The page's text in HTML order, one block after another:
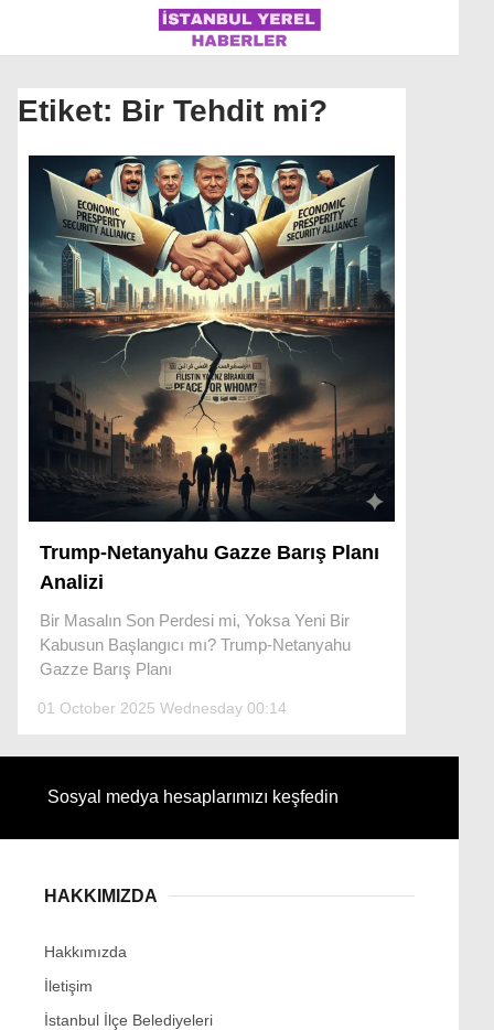
WhatsApp İhbar Hattı
Youtube
İSTANBUL
ÜLKE GÜNDEMI
MAGAZIN
POLITIKA
SOSYAL MEDYA
SPOR
DÜNYA
Etiket: Bir Tehdit mi?
Trump-Netanyahu Gazze Barış Planı
Analizi
Bir Masalın Son Perdesi mi, Yoksa Yeni Bir
Kabusun Başlangıcı mı? Trump-Netanyahu
Gazze Barış Planı
01 October 2025 Wednesday 00:14
Sosyal medya hesaplarımızı keşfedin
HAKKIMIZDA
Hakkımızda
İletişim
İstanbul İlçe Belediyeleri